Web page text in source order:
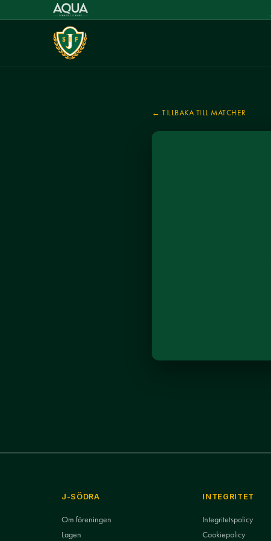
← TILLBAKA TILL MATCHER
J-SÖDRA
Om föreningen
Lagen
INTEGRITET
Integritetspolicy
Cookiepolicy